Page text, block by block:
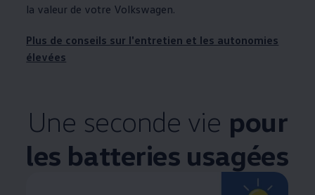
la valeur de votre Volkswagen.
Plus de conseils sur l'entretien et les autonomies
élevées
Une seconde vie pour
les batteries usagées